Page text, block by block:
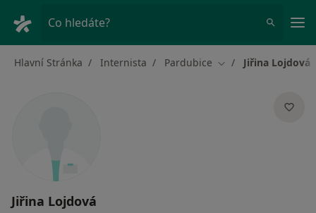
Co hledáte?
Hlavní Stránka Internista Pardubice Změna města
Jiřina Lojdová
Jiřina Lojdová